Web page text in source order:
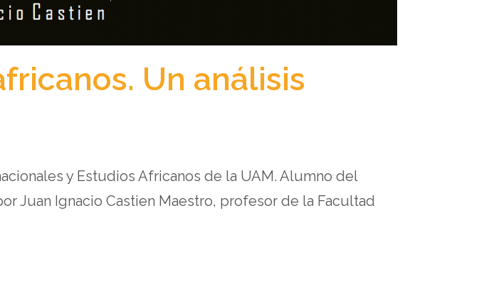
Un análisis
y Estudios Africanos de la UAM. Alumno del
Juan Ignacio Castien Maestro, profesor de la Facultad